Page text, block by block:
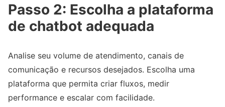
Passo 2: Escolha a plataforma
de chatbot adequada
Analise seu volume de atendimento, canais de
comunicação e recursos desejados. Escolha uma
plataforma que permita criar fluxos, medir
performance e escalar com facilidade.